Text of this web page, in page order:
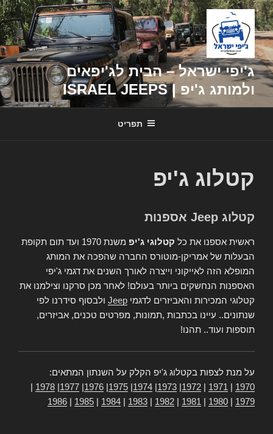
דילוג
לתוכן
ג'יפי ישראל – הבית לג'יפאים
ולמותג ג'יפ | ISRAEL JEEPS
תפריט
קטלוג ג'יפ
קטלוג Jeep אספנות
ראשית אספנו את כל קטלוגי ג'יפ
משנת 1970 ועד תום תקופת
הבעלות של אמריקן-מוטורס החברה שהפכה את המותג
המופלא הזה לאייקוני וייצרה לאורך השנים את דגמי ג'יפי
האספנות הנחשקים ביותר בעולם! לאחר מכן סרקנו וצילמנו את
קטלוגי המכירות והאביזרים לדגמי Jeep ולבסוף סידרנו לפי
שנתונים.. עיינו בכתבות ,תמונות, מפרטים טכנים, אביזרים,
תוספות ועוד.. תהנו!
על מנת לצפות בקטלוג ג'יפ הקלק על השנתון המתאים:
1970
1971
1972
1973
1974
1975
1976
1977
1978
1979
1980
1981
1982
1983
1984
1985
1986